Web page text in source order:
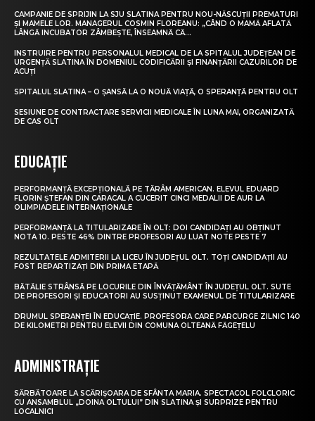
CAMPANIE DE SPRIJIN LA SJU SLATINA PENTRU NOU-NĂSCUȚII PREMATURI
ȘI MAMELE LOR. MANAGERUL COSMIN FLOREANU: „CÂND O MAMĂ AFLATĂ
LÂNGĂ INCUBATOR ZÂMBEȘTE, ÎNSEAMNĂ CĂ...
INSTRUIRE PENTRU PERSONALUL MEDICAL DE LA SPITALUL JUDEȚEAN DE
URGENȚĂ SLATINA ÎN DOMENIUL CODIFICĂRII ȘI FINANȚĂRII CAZURILOR DE
ACUȚI
SPITALUL SLATINA – O ȘANSĂ LA O NOUĂ VIAȚĂ, O SPERANȚĂ PENTRU OLT
SESIUNE DE CONTRACTARE SERVICII MEDICALE ÎN LUNA MAI, ORGANIZATĂ
DE CAS OLT
EDUCAȚIE
PERFORMANȚĂ EXCEPȚIONALĂ PE TĂRÂM AMERICAN. ELEVUL EDUARD
FLORIN ȘTEFAN DIN CARACAL A CUCERIT CINCI MEDALII DE AUR LA
OLIMPIADELE INTERNAȚIONALE
PERFORMANȚĂ LA TITULARIZARE ÎN OLT: DOI CANDIDAȚI AU OBȚINUT
NOTA 10. PESTE 46% DINTRE PROFESORI AU LUAT NOTE PESTE 7
REZULTATELE ADMITERII LA LICEU ÎN JUDEȚUL OLT. TOȚI CANDIDAȚII AU
FOST REPARTIZAȚI DIN PRIMA ETAPĂ
BĂTĂLIE STRÂNSĂ PE LOCURILE DIN ÎNVĂȚĂMÂNT ÎN JUDEȚUL OLT. SUTE
DE PROFESORI ȘI EDUCATORI AU SUSȚINUT EXAMENUL DE TITULARIZARE
DRUMUL SPERANȚEI ÎN EDUCAȚIE. PROFESORA CARE PARCURGE ZILNIC 140
DE KILOMETRI PENTRU ELEVII DIN COMUNA OLTEANĂ FĂGEȚELU
ADMINISTRAȚIE
SĂRBĂTOARE LA SCĂRIȘOARA DE SFÂNTA MARIA. SPECTACOL FOLCLORIC
CU ANSAMBLUL „DOINA OLTULUI” DIN SLATINA ȘI SURPRIZE PENTRU
LOCALNICI